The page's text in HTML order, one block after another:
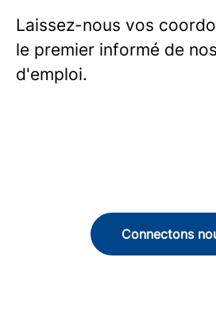
Laissez-nous vos
le premier informé de
d'emploi.
Connectons